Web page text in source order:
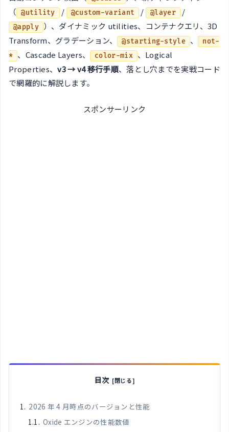
（ @utility / @custom-variant / @layer /
@apply ）、ダイナミック utilities、コンテナクエリ、3D
Transform、グラデーション、 @starting-style 、
not-
*
、Cascade Layers、 color-mix 、Logical
Properties、v3 → v4 移行手順、落とし穴までを実戦コード
で網羅的に解説します。
スポンサーリンク
目次
2026 年 4 月時点のバージョンと性能
Oxide エンジンの性能数値